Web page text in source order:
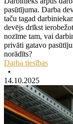
pasūtījuma. Darba
taču tagad
devējs drīkst
nozīme tam, vai
privāti gatavo
norādīts?
Darba tiesības
•
14.10.2025